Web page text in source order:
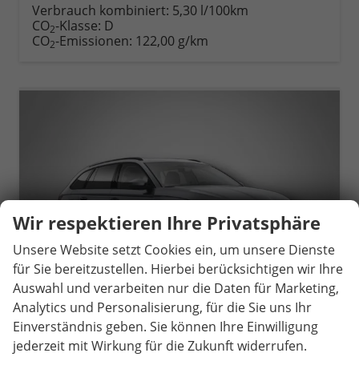
Verbrauch kombiniert: 5,30 l/100km
CO2-Klasse: D
CO2-Emissionen: 122,00 g/km
Skoda Octavia Combi
Wir respektieren Ihre Privatsphäre
Unsere Website setzt Cookies ein, um unsere Dienste
für Sie bereitzustellen. Hierbei berücksichtigen wir Ihre
Auswahl und verarbeiten nur die Daten für Marketing,
Analytics und Personalisierung, für die Sie uns Ihr
Einverständnis geben. Sie können Ihre Einwilligung
jederzeit mit Wirkung für die Zukunft widerrufen.